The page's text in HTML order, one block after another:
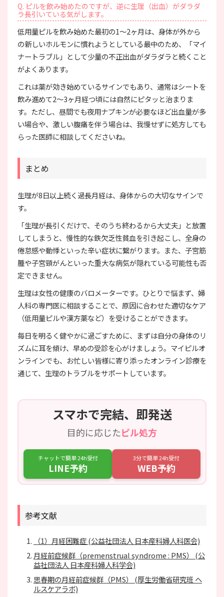
Q. ピルを飲み始めたのですが、逆に生理（出血）がダラダ
ラ長引いている気がします。
低用量ピルを飲み始めた最初の1〜2ヶ月は、身体が外から
の新しいホルモンに慣れようとしている最中のため、「マイ
ナートラブル」として少量の不正出血がダラダラと続くこと
がよくあります。
これは薬が効き始めているサインでもあり、通常はシートを
飲み進めて2〜3ヶ月経つ頃には自然にピタッと治まりま
す。ただし、昼間でも夜用ナプキンが必要なほど出血量が多
い場合や、激しい腹痛を伴う場合は、我慢せずに処方しても
らった医師に相談してくださいね。
まとめ
生理が8日以上続く過長月経は、身体からの大切なサインで
す。
「生理が長引くだけで、そのうち終わるから大丈夫」と放置
してしまうと、慢性的な鉄欠乏性貧血を引き起こし、全身の
倦怠感や動悸といった辛い症状に繋がります。また、子宮筋
腫や子宮頸がんといった重大な病気が隠れている可能性も否
定できません。
生理は女性の健康のバロメーターです。ひとりで悩まず、婦
人科の専門医に相談することで、原因に合わせた適切なケア
（低用量ピルや漢方薬など）を受けることができます。
毎日を明るく健やかに過ごすために、まずは自分の身体のリ
ズムに耳を傾け、早めの受診を心がけましょう。マイピルオ
ンラインでも、お忙しい皆様に寄り添ったオンライン診療を
通じて、生理のトラブルをサポートしています。
スマホで完結、即発送
目的に応じたピル処方
チャットで簡単 24h受付
LINE予約
3分で簡単 24h受付
WEB予約
参考文献
（1）月経困難症 (公益社団法人 日本産科婦人科医会)
月経前症候群（premenstrual syndrome : PMS） (公
益社団法人 日本産科婦人科学会)
思春期の月経前症候群（PMS） (厚生労働省研究班 ヘ
ルスケアラボ)